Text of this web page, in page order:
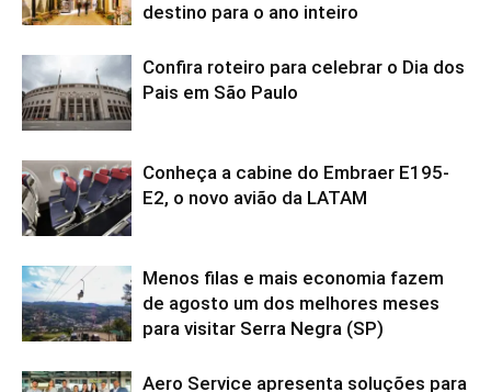
destino para o ano inteiro
Confira roteiro para celebrar o Dia dos
Pais em São Paulo
Conheça a cabine do Embraer E195-
E2, o novo avião da LATAM
Menos filas e mais economia fazem
de agosto um dos melhores meses
para visitar Serra Negra (SP)
Aero Service apresenta soluções para